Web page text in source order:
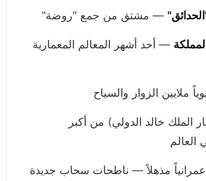
— مشتق من جمع "روضة"
— أحد أشهر المعالم المعمارية
ملايين الزوار والسياح
الملك خالد الدولي) من أكبر
العالم
مذهلاً — ناطحات سحاب جديدة